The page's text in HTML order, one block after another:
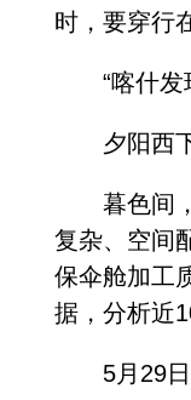
时，要穿行
“喀什发现
夕阳西下
暮色间，
复杂、空间
保伞舱加工
据，分析近
5月29日